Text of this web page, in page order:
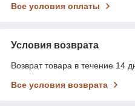
Все условия оплаты
Условия возврата
Возврат товара в течение 14
Все условия возврата